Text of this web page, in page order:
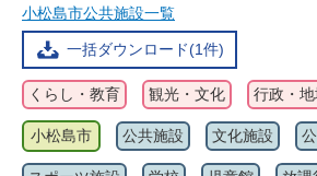
小松島市公共施設一覧
一括ダウンロード(1件)
くらし・教育 観光・文化 行政・
小松島市 公共施設 文化施設